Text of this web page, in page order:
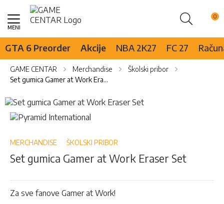
Pretraži
Skip
Content
GTA 6 Preorder Akcije NBA 2K27 FC 27
GAME CENTAR Merchandise
Školski pribor
Set gumica Gamer at Work Eraser Set
Skip
to
the
of
images
Skip
to
beginning
the
gallery
MERCHANDISE ŠKOLSKI PRIBOR
Set gumica Gamer at Work Eraser Set
Za sve fanove Gamer at Work!